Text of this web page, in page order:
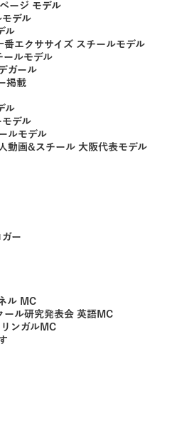
ージ モデル
デル
ル
エクササイズ スチールモデル
ルモデル
ガール
掲載
ル
デル
ルモデル
動画&スチール 大阪代表モデル
ー
ル MC
ール研究発表会 英語MC
ンガルMC